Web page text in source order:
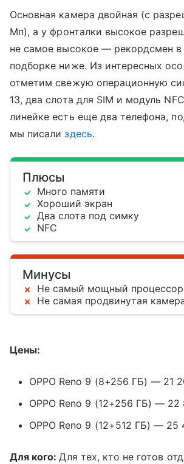
Основная камера двойная (с
Мп), а у фронталки высокое
не самое высокое — рекордсмен
подборке ниже. Из интересных
отметим свежую операционную
13, два слота для SIM и модуль
линейке есть еще два телефона,
мы писали здесь.
Плюсы
Много памяти
Хороший экран
Два слота под симку
NFC
Минусы
Не самый мощный процессор
Не самая продвинутая
Цены:
OPPO Reno 9 (8+256 ГБ) — 21
OPPO Reno 9 (12+256 ГБ) — 22
OPPO Reno 9 (12+512 ГБ) — 25
Для кого:Для тех, кто не готов